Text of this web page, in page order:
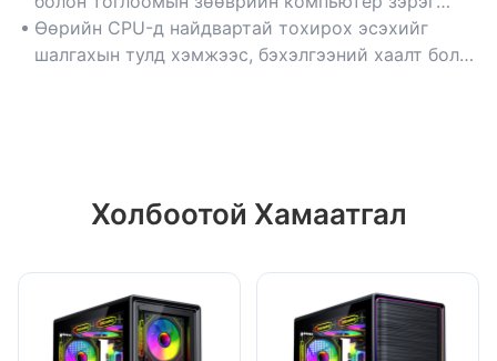
баталгаажуулдаг.
төрөл бүрийн зөөврийн компьютерын
загваруудыг шинэчлэхэд төгс тохирно.
Өөрийн CPU-д найдвартай тохирох эсэхийг
шалгахын тулд хэмжээс, бэхэлгээний хаалт болон
Холбоотой Хамаатгал